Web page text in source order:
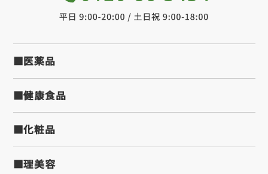
■医薬品
■健康食品
■化粧品
■理美容